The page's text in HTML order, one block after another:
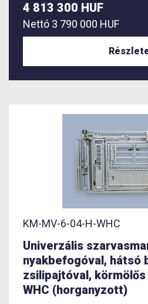
4 813 300 HUF
Nettó 3 790 000 HUF
KM-MV-6-04-H-WHC
Univerzális
nyakbefogóval, hátsó
zsilipajtóval,
WHC (horganyzott)